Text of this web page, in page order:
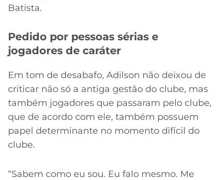
Batista.
Pedido por pessoas sérias e
jogadores de caráter
Em tom de desabafo, Adilson não deixou de
criticar não só a antiga gestão do clube, mas
também jogadores que passaram pelo clube,
que de acordo com ele, também possuem
papel determinante no momento difícil do
clube.
“Sabem como eu sou. Eu falo mesmo. Me